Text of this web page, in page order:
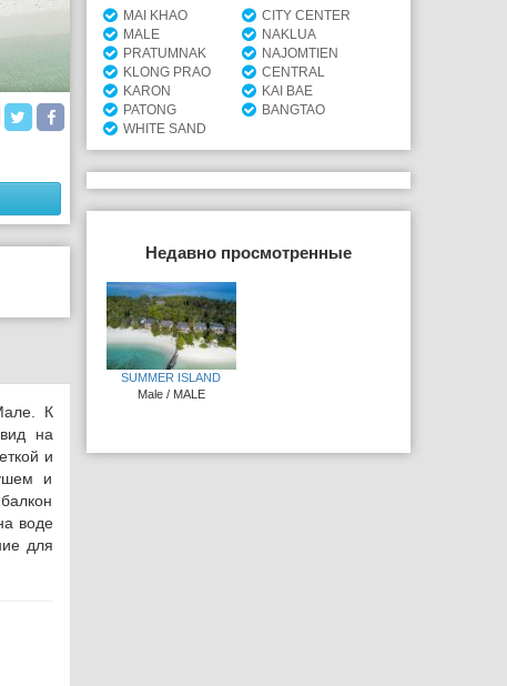
К
на
и
и
воде
для
MAI KHAO
CITY CENTER
MALE
NAKLUA
PRATUMNAK
NAJOMTIEN
KLONG PRAO
CENTRAL
KARON
KAI BAE
PATONG
BANGTAO
WHITE SAND
Недавно просмотренные
SUMMER ISLAND
Male / MALE